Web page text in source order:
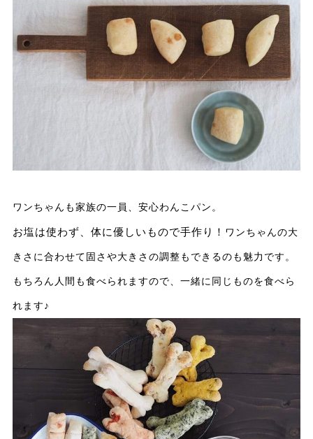
ワンちゃんも家族の一員、安心わんこパン。
お塩は使わず、体に優しいもので手作り！ ワンちゃんの大
きさに合わせて固さや大きさの調整もできるのも魅力です。
もちろん人間も食べられますので、一緒に同じものを食べら
れます♪